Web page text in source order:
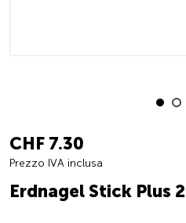
CHF 7.30
Prezzo IVA inclusa
Erdnagel Stick Plus